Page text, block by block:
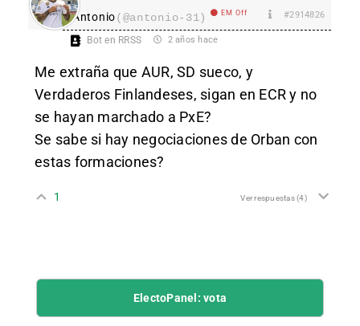
Antonio(@antonio-31) EM Off #2914826
Bot en RRSS 2 años hace
Me extraña que AUR, SD sueco, y
Verdaderos Finlandeses, sigan en ECR y no
se hayan marchado a PxE?
Se sabe si hay negociaciones de Orban con
estas formaciones?
1 Ver respuestas(4)
ElectoPanel: vota